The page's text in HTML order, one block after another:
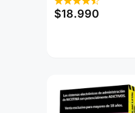
$18.990